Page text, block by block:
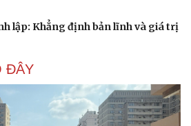
lập: Khẳng định bản lĩnh và giá trị
ĐÂY